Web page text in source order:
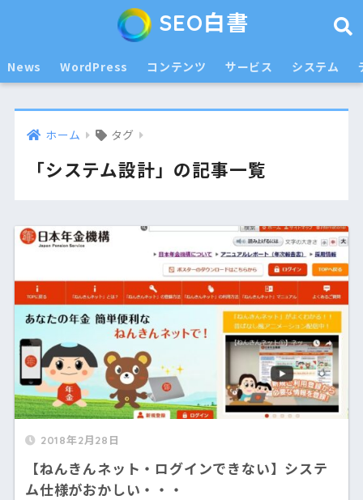
SEO白書
News WordPress コンテンツ サービス システム
ホーム タグ
「システム設計」の記事一覧
2018年2月28日
【ねんきんネット・ログインできない】システ
ム仕様がおかしい・・・